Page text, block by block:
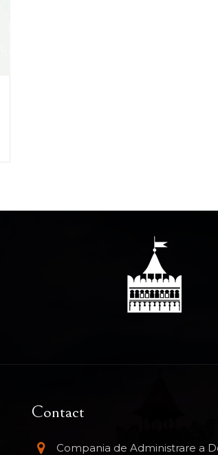
Contact
Compania de Administrare a